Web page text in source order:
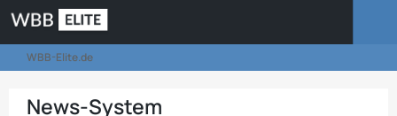
WBB-Elite.de
News-System